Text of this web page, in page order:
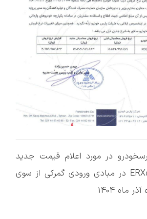
در مورد اعلام قیمت جدید
خودروی رووی ERX۵ در مبادی ورودی گمرکی از سوی
ماه ۱۴۰۴